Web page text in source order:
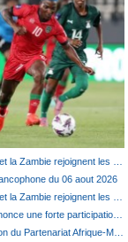
rejoignent les quarts de finale
du 06 aout 2026
rejoignent les quarts de finale
à la Conférence des présidents de parlements à Midrand
Afrique-Monde arabe au Caire